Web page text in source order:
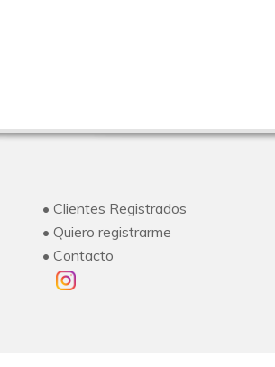
• Clientes Registrados
• Quiero registrarme
• Contacto